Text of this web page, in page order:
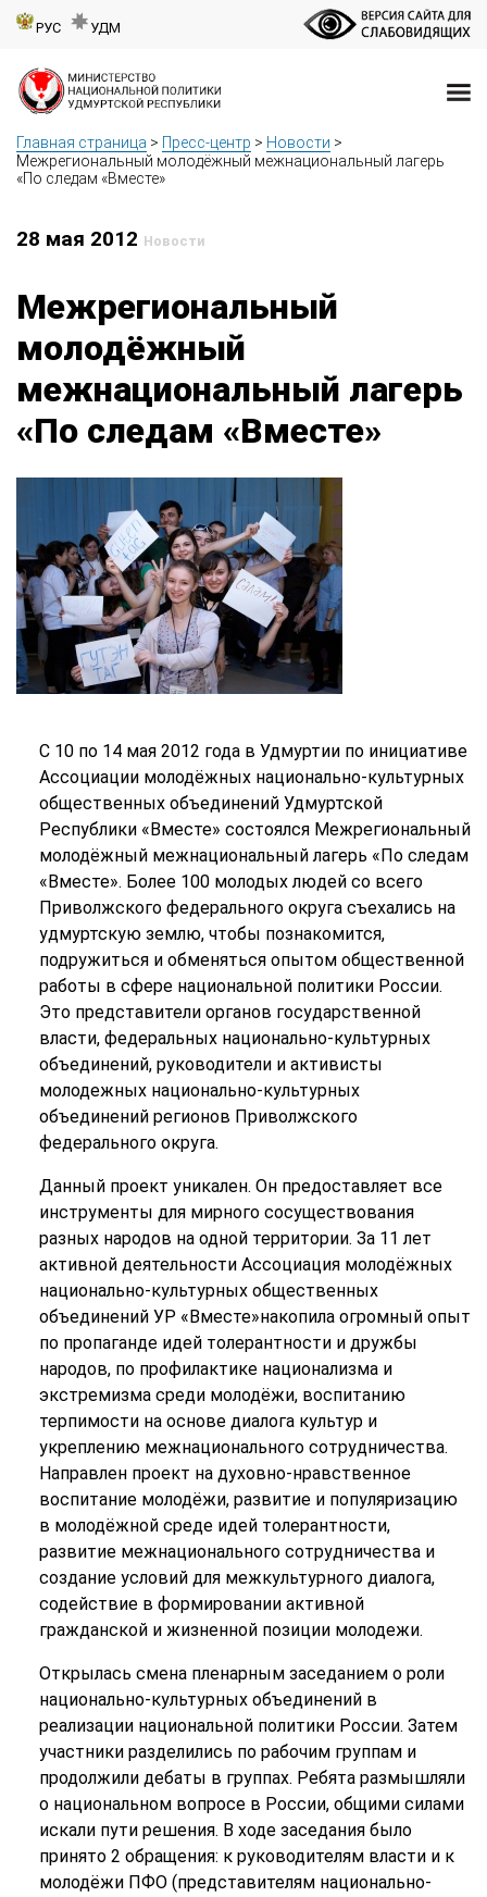
РУС УДМ
Главная страница > Пресс-центр > Новости >
Межрегиональный молодёжный межнациональный лагерь
«По следам «Вместе»
28 мая 2012 Новости
Межрегиональный
молодёжный
межнациональный лагерь
«По следам «Вместе»
С 10 по 14 мая 2012 года в Удмуртии по инициативе
Ассоциации молодёжных национально-культурных
общественных объединений Удмуртской
Республики «Вместе» состоялся Межрегиональный
молодёжный межнациональный лагерь «По следам
«Вместе». Более 100 молодых людей со всего
Приволжского федерального округа съехались на
удмуртскую землю, чтобы познакомится,
подружиться и обменяться опытом общественной
работы в сфере национальной политики России.
Это представители органов государственной
власти, федеральных национально-культурных
объединений, руководители и активисты
молодежных национально-культурных
объединений регионов Приволжского
федерального округа.
Данный проект уникален. Он предоставляет все
инструменты для мирного сосуществования
разных народов на одной территории. За 11 лет
активной деятельности Ассоциация молодёжных
национально-культурных общественных
объединений УР «Вместе»накопила огромный опыт
по пропаганде идей толерантности и дружбы
народов, по профилактике национализма и
экстремизма среди молодёжи, воспитанию
терпимости на основе диалога культур и
укреплению межнационального сотрудничества.
Направлен проект на духовно-нравственное
воспитание молодёжи, развитие и популяризацию
в молодёжной среде идей толерантности,
развитие межнационального сотрудничества и
создание условий для межкультурного диалога,
содействие в формировании активной
гражданской и жизненной позиции молодежи.
Открылась смена пленарным заседанием о роли
национально-культурных объединений в
реализации национальной политики России. Затем
участники разделились по рабочим группам и
продолжили дебаты в группах. Ребята размышляли
о национальном вопросе в России, общими силами
искали пути решения. В ходе заседания было
принято 2 обращения: к руководителям власти и к
молодёжи ПФО (представителям национально-